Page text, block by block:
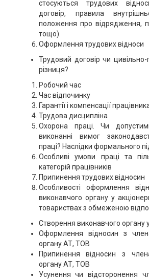
стосуються трудових
договір, правила
положення про відрядження,
тощо).
Оформлення трудових відноси
Трудовий договір чи
різниця?
Робочий час
Час відпочинку
Гарантії і компенсації
Трудова дисципліна
Охорона праці. Чи
виконанні вимог
праці? Наслідки формального
Особливі умови праці та
категорій працівників
Припинення трудових відносин
Особливості оформлення
виконавчого органу у
товариствах з обмеженою
Створення виконавчого органу
Оформлення відносин з
органу АТ, ТОВ
Припинення відносин з
органу АТ, ТОВ
Усунення чи відсторонення